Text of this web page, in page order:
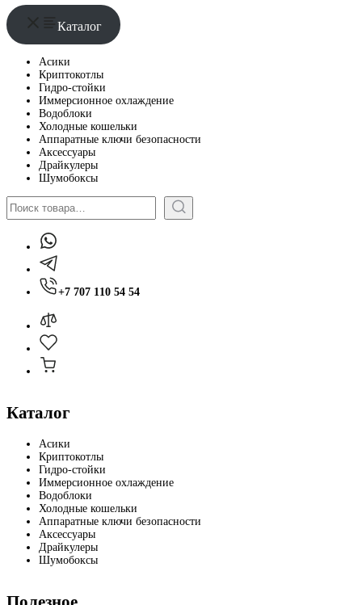
Каталог
Асики
Криптокотлы
Гидро-стойки
Иммерсионное охлаждение
Водоблоки
Холодные кошельки
Аппаратные ключи безопасности
Аксессуары
Драйкулеры
Шумобоксы
Поиск
+7 707 110 54 54
Каталог
Асики
Криптокотлы
Гидро-стойки
Иммерсионное охлаждение
Водоблоки
Холодные кошельки
Аппаратные ключи безопасности
Аксессуары
Драйкулеры
Шумобоксы